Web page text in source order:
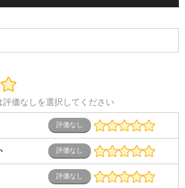
価なしを選択してください